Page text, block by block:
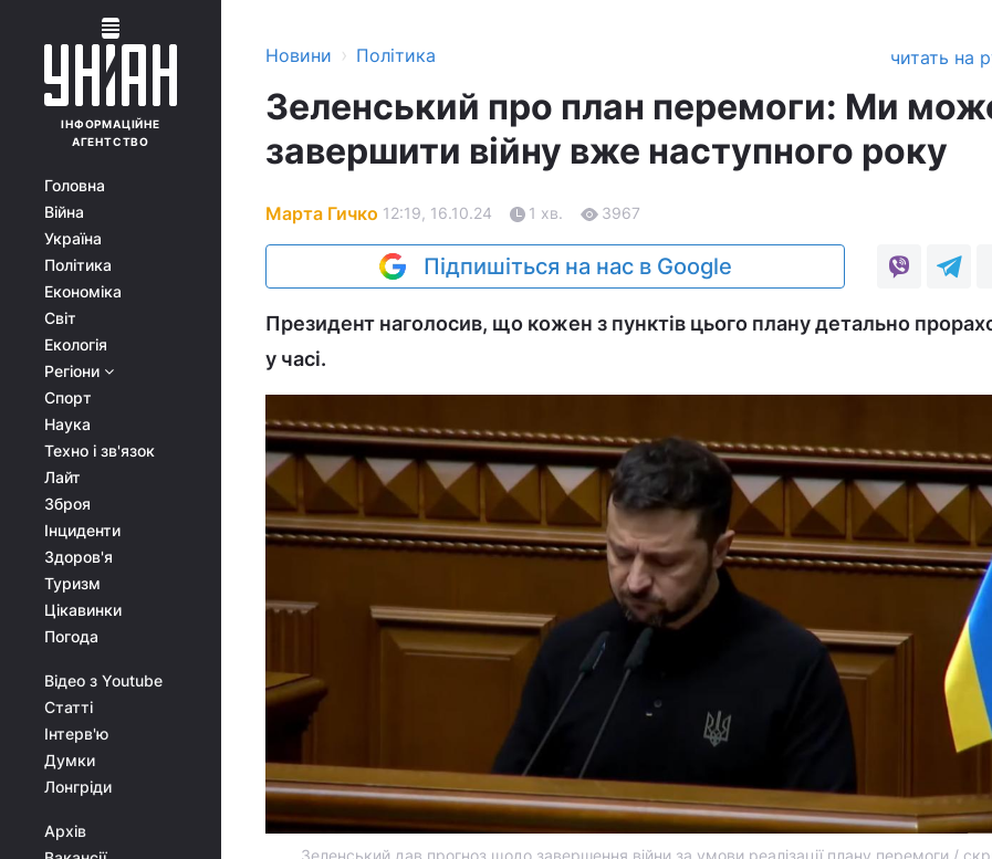
ІНФОРМАЦІЙНЕ
АГЕНТСТВО
Головна
Війна
Україна
Політика
Економіка
Світ
Екологія
Регіони
Спорт
Наука
Техно і зв'язок
Лайт
Зброя
Інциденти
Здоров'я
Туризм
Цікавинки
Погода
Відео з Youtube
Статті
Інтерв'ю
Думки
Лонгріди
Архів
Новини › Політика читать на
Зеленський про план перемоги: Ми
завершити війну вже наступного року
Марта Гичко 12:19, 16.10.24 1 хв. 3967
Підпишіться на нас в Google
Президент наголосив, що кожен з пунктів цього плану детально
у часі.
Зеленський дав прогноз щодо завершення війни за умови реалізації плану перемоги /